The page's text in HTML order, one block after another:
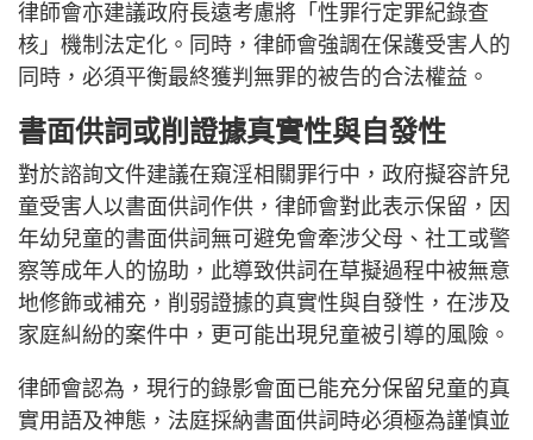
律師會亦建議政府長遠考慮將「性罪行定罪紀錄查
核」機制法定化。同時，律師會強調在保護受害人的
同時，必須平衡最終獲判無罪的被告的合法權益。
書面供詞或削證據真實性與自發性
對於諮詢文件建議在窺淫相關罪行中，政府擬容許兒
童受害人以書面供詞作供，律師會對此表示保留，因
年幼兒童的書面供詞無可避免會牽涉父母、社工或警
察等成年人的協助，此導致供詞在草擬過程中被無意
地修飾或補充，削弱證據的真實性與自發性，在涉及
家庭糾紛的案件中，更可能出現兒童被引導的風險。
律師會認為，現行的錄影會面已能充分保留兒童的真
實用語及神態，法庭採納書面供詞時必須極為謹慎並